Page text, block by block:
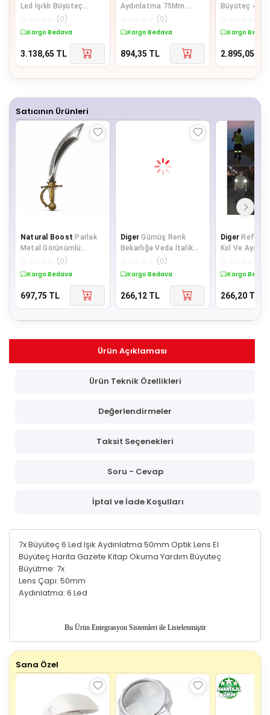
Led Işıklı Büyüteç
Okuma El Sanatları
(0)
Kargo Bedava
3.138,65 TL
Aydınlatma 75Mm
Optik Lens El Büyüteç
(0)
Kargo Bedava
894,35 TL
Büyüteç 4
Kargo
2.895,05
Satıcının Ürünleri
Natural Boost Parlak
Metal Görünümlü
Eskitme Kabzalı Plastik
(0)
Kargo Bedava
697,75 TL
Diger Gümüş Renk
Bekarlığa Veda İtalik
Yazı Alyanslı Bride Taç
(0)
Kargo Bedava
266,12 TL
Diger
Kol Ve Ayak
Kargo
266,20 TL
Ürün Açıklaması
Ürün Teknik Özellikleri
Değerlendirmeler
Taksit Seçenekleri
Soru - Cevap
İptal ve İade Koşulları
7x Büyüteç 6 Led Işık Aydınlatma 50mm Optik Lens El
Büyüteç Harita Gazete Kitap Okuma Yardım Büyüteç
Büyütme: 7x
Lens Çapı: 50mm
Aydınlatma: 6 Led
Bu Ürün Entegrasyon Sistemleri ile Listelenmiştir
Sana Özel